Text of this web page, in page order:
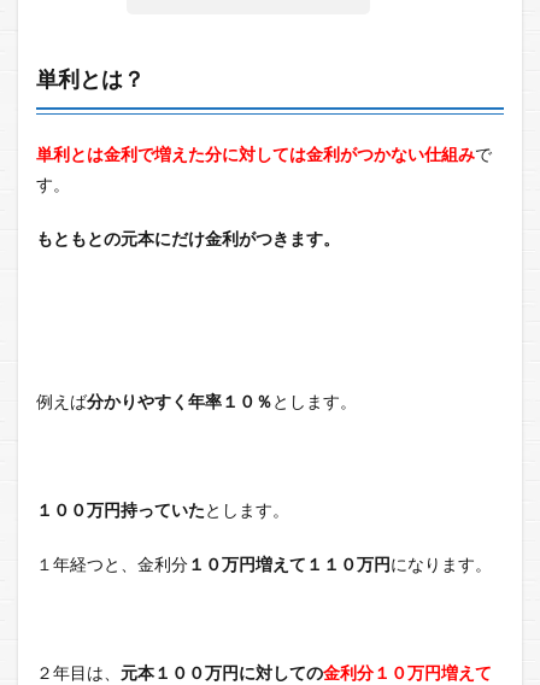
単利とは？
単利とは金利で増えた分に対しては金利がつかない仕組みで
す。
もともとの元本にだけ金利がつきます。
例えば分かりやすく年率１０％とします。
１００万円持っていたとします。
１年経つと、金利分１０万円増えて１１０万円になります。
２年目は、 元本１００万円に対しての金利分１０万円増えて